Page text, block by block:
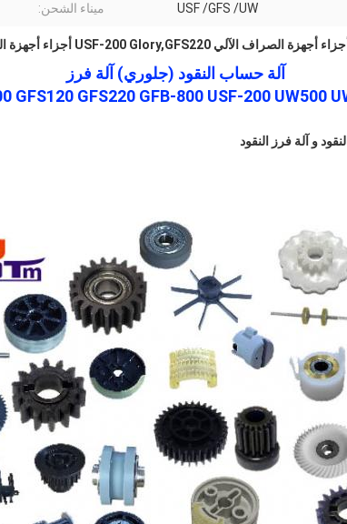
USF /GFS /UW ميناء الشحن:
أجزاء أجهزة الصراف الآلي USF-200 Glory,GFS220 أجزاء أجهزة الصراف الآلي
آلة حساب النقود (جلوري) آلة فرز